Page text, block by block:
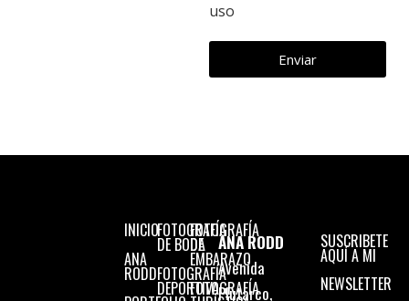
uso
Enviar
INICIO
ANA
RODD
FOTOGRAFÍA
DE BODA
FOTOGRAFÍA
DEPORTIVA
FOTOGRAFÍA
DE
EMBARAZO
FOTOGRAFÍA
ANA RODD
Avenida
Plutarco,
SUSCRIBETE
AQUÍ A MI
NEWSLETTER